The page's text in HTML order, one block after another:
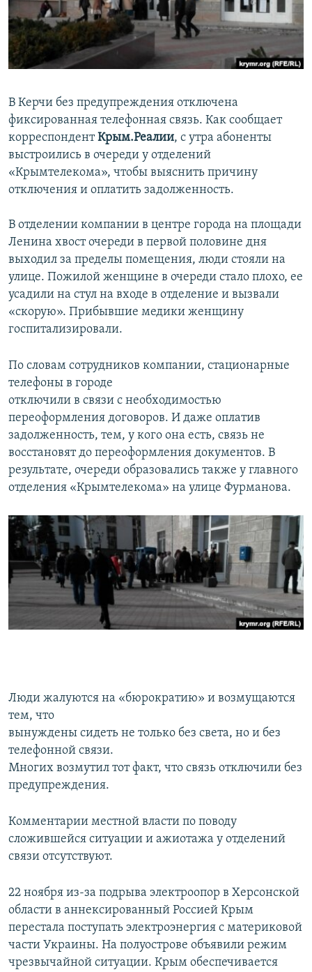
ПОБЕДИТЕЛЕЙ НЕ СУДЯТ?
КРЫМ.НЕПОКОРЕННЫЙ
ELIFBE
ПРИСОЕДИНЯЙТЕСЬ!
Все сайты RFE/RL
В Керчи без предупреждения отключена
фиксированная телефонная связь. Как сообщает
корреспондентКрым.Реалии, с утра абоненты
выстроились в очереди у отделений
«Крымтелекома», чтобы выяснить причину
отключения и оплатить задолженность.
В отделении компании в центре города на площади
Ленина хвост очереди в первой половине дня
выходил за пределы помещения, люди стояли на
улице. Пожилой женщине в очереди стало плохо, ее
усадили на стул на входе в отделение и вызвали
«скорую». Прибывшие медики женщину
госпитализировали.
По словам сотрудников компании, стационарные
телефоны в городе
отключили в связи с необходимостью
переоформления договоров. И даже оплатив
задолженность, тем, у кого она есть, связь не
восстановят до переоформления документов. В
результате, очереди образовались также у главного
отделения «Крымтелекома» на улице Фурманова.
Люди жалуются на «бюрократию» и возмущаются
тем, что
вынуждены сидеть не только без света, но и без
телефонной связи.
Многих возмутил тот факт, что связь отключили без
предупреждения.
Комментарии местной власти по поводу
сложившейся ситуации и ажиотажа у отделений
связи отсутствуют.
22 ноября из-за подрыва электроопор в Херсонской
области в аннексированный Россией Крым
перестала поступать электроэнергия с материковой
части Украины. На полуострове объявили режим
чрезвычайной ситуации. Крым обеспечивается